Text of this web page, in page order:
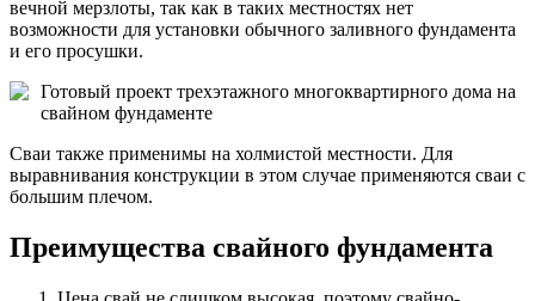
вечной мерзлоты, так как в таких местностях нет
возможности для установки обычного заливного фундамента
и его просушки.
Готовый проект трехэтажного многоквартирного дома на
свайном фундаменте
Сваи также применимы на холмистой местности. Для
выравнивания конструкции в этом случае применяются сваи с
большим плечом.
Преимущества свайного фундамента